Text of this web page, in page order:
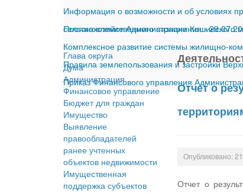
Информация о возможности и об условиях
сельскохозяйственного назначения-
Постановление Администрации Кашинского
Комплексное развитие системы жилищно-
Правила землепользования и застройки
Приказ Финансового управления
Глава округа
Дума
Администрация
Финансовое управление
Бюджет для граждан
Имущество
Выявление
правообладателей
ранее учтенных
объектов недвижимости
Имущественная
поддержка субъектов
Отчет о
Опубликовано:
Отчет о